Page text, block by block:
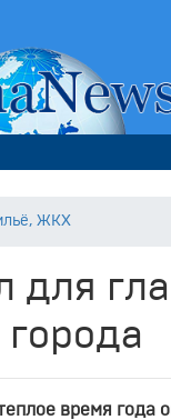
ЖКХ
для
время года